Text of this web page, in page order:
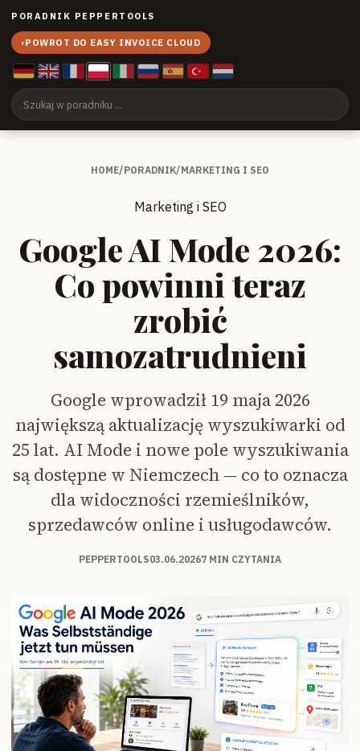
PORADNIK PEPPERTOOLS
‹POWROT DO EASY INVOICE CLOUD
HOME/PORADNIK/MARKETING I SEO
Marketing i SEO
Google AI Mode 2026:
Co powinni teraz
zrobić
samozatrudnieni
Google wprowadził 19 maja 2026
największą aktualizację wyszukiwarki od
25 lat. AI Mode i nowe pole wyszukiwania
są dostępne w Niemczech — co to oznacza
dla widoczności rzemieślników,
sprzedawców online i usługodawców.
PEPPERTOOLS03.06.20267 MIN CZYTANIA